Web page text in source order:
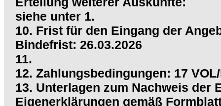
siehe unter 1.
10. Frist für den Eingang der
Bindefrist: 26.03.2026
11.
12. Zahlungsbedingungen: 17
13. Unterlagen zum Nachweis
Eigenerklärungen gemäß